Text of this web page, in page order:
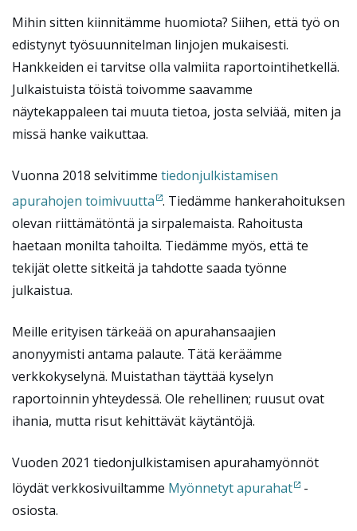
Mihin sitten kiinnitämme huomiota? Siihen, että työ on
edistynyt työsuunnitelman linjojen mukaisesti.
Hankkeiden ei tarvitse olla valmiita raportointihetkellä.
Julkaistuista töistä toivomme saavamme
näytekappaleen tai muuta tietoa, josta selviää, miten ja
missä hanke vaikuttaa.
Vuonna 2018 selvitimme tiedonjulkistamisen
apurahojen toimivuutta . Tiedämme hankerahoituksen
olevan riittämätöntä ja sirpalemaista. Rahoitusta
haetaan monilta tahoilta. Tiedämme myös, että te
tekijät olette sitkeitä ja tahdotte saada työnne
julkaistua.
Meille erityisen tärkeää on apurahansaajien
anonyymisti antama palaute. Tätä keräämme
verkkokyselynä. Muistathan täyttää kyselyn
raportoinnin yhteydessä. Ole rehellinen; ruusut ovat
ihania, mutta risut kehittävät käytäntöjä.
Vuoden 2021 tiedonjulkistamisen apurahamyönnöt
löydät verkkosivuiltamme Myönnetyt apurahat
-
osiosta.